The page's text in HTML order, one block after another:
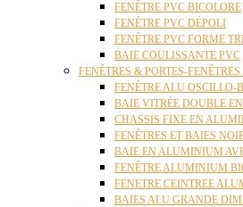
FENÊTRE PVC BICOLORE
FENÊTRE PVC DÉPOLI
FENÊTRE PVC FORME
BAIE COULISSANTE PVC
FENÊTRES & PORTES-
FENÊTRE ALU OSCILLO-
BAIE VITRÉE DOUBLE
CHASSIS FIXE EN
FENÊTRES ET BAIES
BAIE EN ALUMINIUM
FENÊTRE ALUMINIUM
FENETRE CEINTREE
BAIES ALU GRANDE